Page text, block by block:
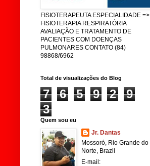
FISIOTERAPEUTA ESPECIALIDADE =>
FISIOTERAPIA RESPIRATÓRIA
AVALIAÇÃO E TRATAMENTO DE
PACIENTES COM DOENÇAS
PULMONARES CONTATO (84)
98868/6962
Total de visualizações do Blog
7 6 5 9 2
9
3
Quem sou eu
Jr. Dantas
Mossoró, Rio Grande do
Norte, Brazil
E-mail: